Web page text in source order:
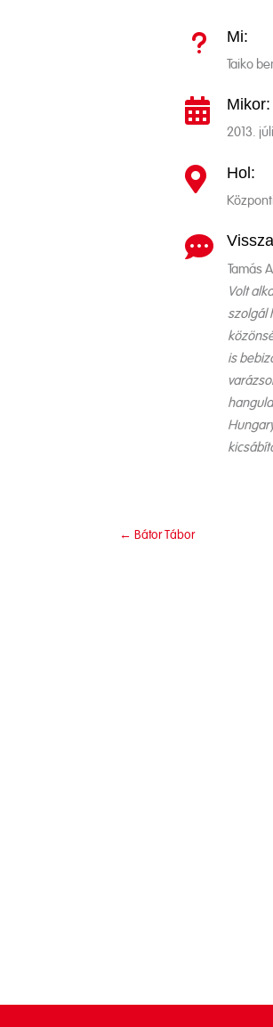
u Mi:
Taiko
 Mikor:
2013.
 Hol:

Tamás
Volt
szolgál
is
← Bátor Tábor